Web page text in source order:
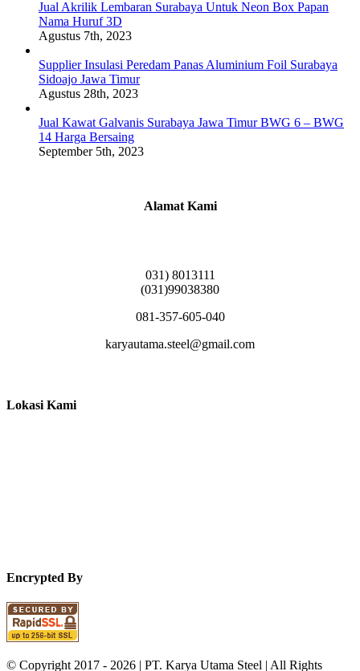
Jual Akrilik Lembaran Surabaya Untuk Neon Box Papan
Nama Huruf 3D
Agustus 7th, 2023
Supplier Insulasi Peredam Panas Aluminium Foil Surabaya
Sidoajo Jawa Timur
Agustus 28th, 2023
Jual Kawat Galvanis Surabaya Jawa Timur BWG 6 – BWG
14 Harga Bersaing
September 5th, 2023
Alamat Kami
031) 8013111
(031)99038380
081-357-605-040
karyautama.steel@gmail.com
Lokasi Kami
Encrypted By
© Copyright 2017 - 2026 | PT. Karya Utama Steel | All Rights